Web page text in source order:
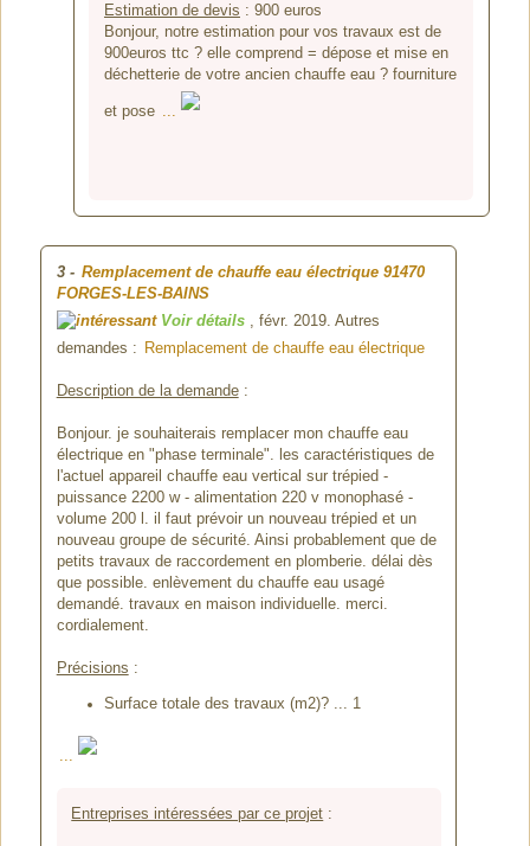
Estimation de devis : 900euros
Bonjour, notre estimation pour vos travaux est de
900euros ttc ? elle comprend = dépose et mise en
déchetterie de votre ancien chauffe eau ? fourniture
et pose
3- Remplacement de chauffe eau électrique 91470
FORGES-LES-BAINS
Voir détails , févr. 2019. Autres
demandes :
Remplacement de chauffe eau électrique
Description de la demande:
Bonjour. je souhaiterais remplacer mon chauffe eau
électrique en "phase terminale". les caractéristiques de
l'actuel appareil chauffe eau vertical sur trépied -
puissance 2200 w - alimentation 220 v monophasé -
volume 200 l. il faut prévoir un nouveau trépied et un
nouveau groupe de sécurité. Ainsi probablement que de
petits travaux de raccordement en plomberie. délai dès
que possible. enlèvement du chauffe eau usagé
demandé. travaux en maison individuelle. merci.
cordialement.
Précisions :
Surface totale des travaux (m2)? ... 1
...
Entreprises intéressées par ce projet :